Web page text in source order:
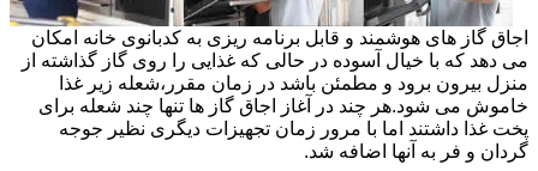
اجاق گاز های هوشمند و قابل برنامه ریزی به کدبانوی خانه امکان
می دهد که با خیال آسوده در حالی که غذایی را روی گاز گذاشته از
منزل بیرون برود و مطمئن باشد در زمان مقرر،شعله زیر غذا
خاموش می شود.هر چند در آغاز اجاق گاز ها تنها چند شعله برای
پخت غذا داشتند اما با مرور زمان تجهیزات دیگری نظیر جوجه
گردان و فر به آنها اضافه شد.